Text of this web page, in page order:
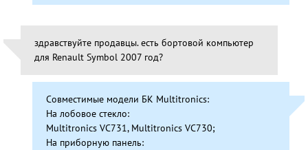
здравствуйте продавцы. есть бортовой компьютер
для Renault Symbol 2007 год?
Совместимые модели БК Multitronics:
На лобовое стекло:
Multitronics VC731, Multitronics VC730;
На приборную панель: